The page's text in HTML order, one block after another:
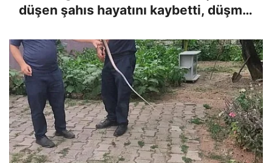
düşen şahıs hayatını kaybetti, düşme